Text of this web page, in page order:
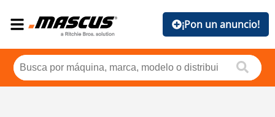
¡Pon un anuncio!